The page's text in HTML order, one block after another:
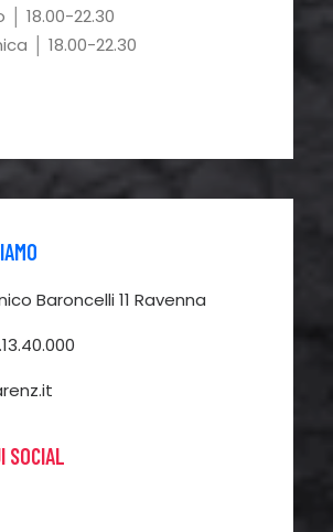
18.00-22.30
│ 18.00-22.30
Baroncelli 11 Ravenna
SOCIAL